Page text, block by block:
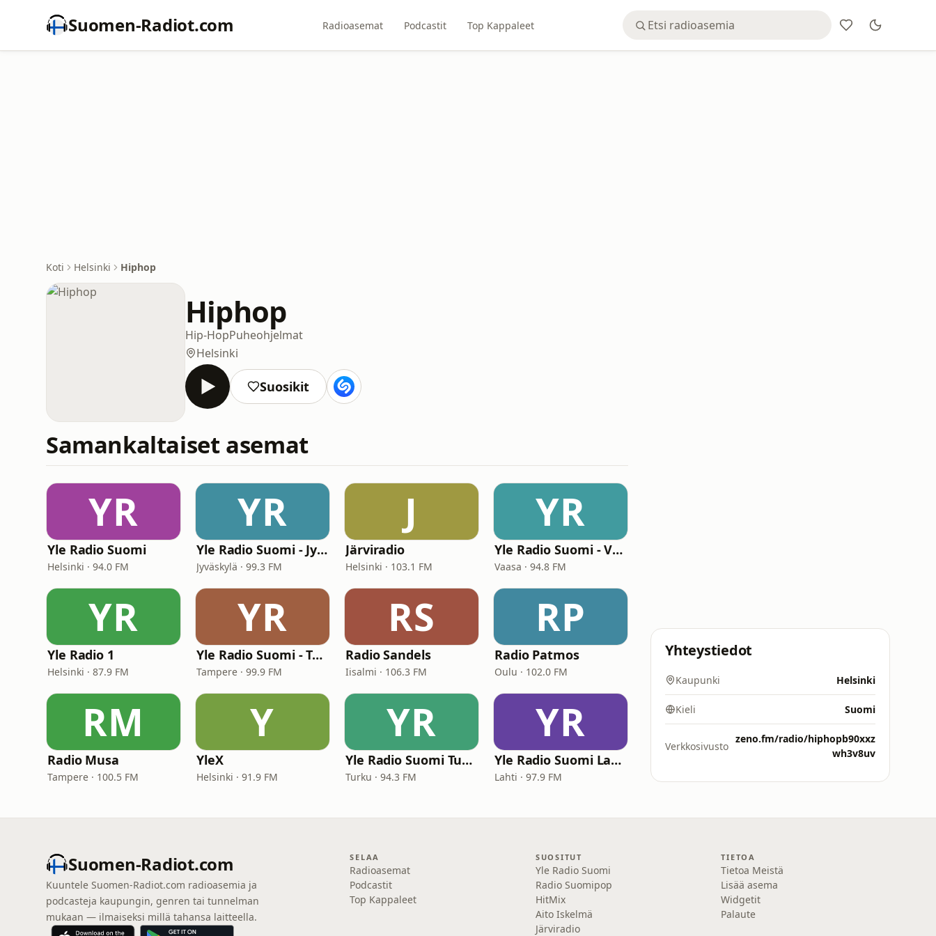
Suomen-Radiot.com Radioasemat Podcastit Top Kappaleet
Koti Helsinki Hiphop
Hiphop
Hip-HopPuheohjelmat
Helsinki
Suosikit
Samankaltaiset asemat
YR
Yle Radio Suomi
Helsinki · 94.0 FM
YR
Yle Radio Suomi - Jyväskylä
Jyväskylä · 99.3 FM
J
Järviradio
Helsinki · 103.1 FM
YR
Yle Radio Suomi - Vaasa
Vaasa · 94.8 FM
YR
Yle Radio 1
Helsinki · 87.9 FM
YR
Yle Radio Suomi - Tampere
Tampere · 99.9 FM
RS
Radio Sandels
Iisalmi · 106.3 FM
RP
Radio Patmos
Oulu · 102.0 FM
RM
Radio Musa
Tampere · 100.5 FM
Y
YleX
Helsinki · 91.9 FM
YR
Yle Radio Suomi Turku
Turku · 94.3 FM
YR
Yle Radio Suomi Lahti
Lahti · 97.9 FM
Yhteystiedot
Kaupunki Helsinki
Kieli Suomi
Verkkosivusto
zeno.fm/radio/hiphopb90xxz
wh3v8uv
Suomen-Radiot.com
Kuuntele Suomen-Radiot.com radioasemia ja
podcasteja kaupungin, genren tai tunnelman
mukaan — ilmaiseksi millä tahansa laitteella.
SELAA
Radioasemat
Podcastit
Top Kappaleet
SUOSITUT
Yle Radio Suomi
Radio Suomipop
HitMix
Aito Iskelmä
Järviradio
TIETOA
Tietoa Meistä
Lisää asema
Widgetit
Palaute